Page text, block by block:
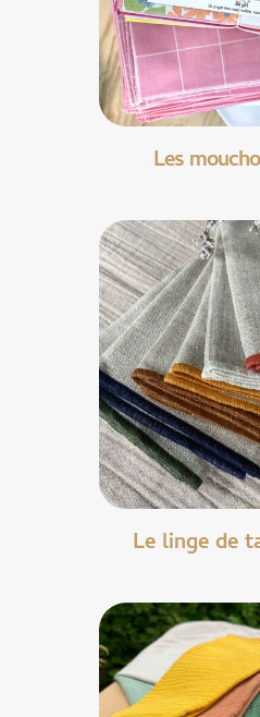
Les
Le linge de